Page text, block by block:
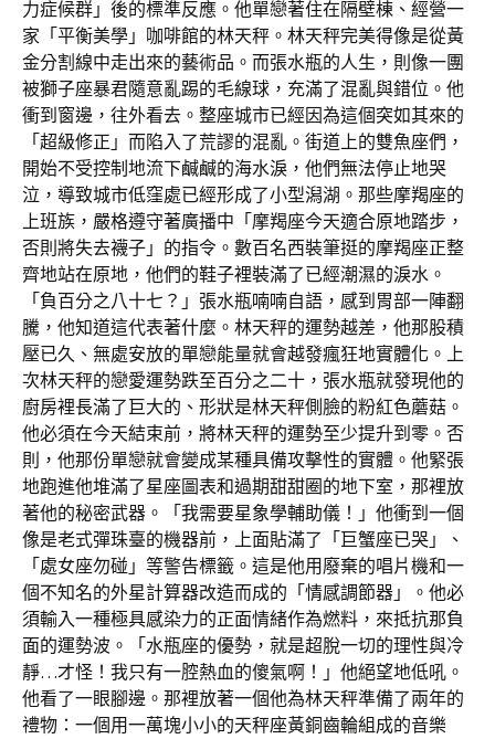
力症候群」後的標準反應。他單戀著住在隔壁棟、經營一
家「平衡美學」咖啡館的林天秤。林天秤完美得像是從黃
金分割線中走出來的藝術品。而張水瓶的人生，則像一團
被獅子座暴君隨意亂踢的毛線球，充滿了混亂與錯位。他
衝到窗邊，往外看去。整座城市已經因為這個突如其來的
「超級修正」而陷入了荒謬的混亂。街道上的雙魚座們，
開始不受控制地流下鹹鹹的海水淚，他們無法停止地哭
泣，導致城市低窪處已經形成了小型潟湖。那些摩羯座的
上班族，嚴格遵守著廣播中「摩羯座今天適合原地踏步，
否則將失去襪子」的指令。數百名西裝筆挺的摩羯座正整
齊地站在原地，他們的鞋子裡裝滿了已經潮濕的淚水。
「負百分之八十七？」張水瓶喃喃自語，感到胃部一陣翻
騰，他知道這代表著什麼。林天秤的運勢越差，他那股積
壓已久、無處安放的單戀能量就會越發瘋狂地實體化。上
次林天秤的戀愛運勢跌至百分之二十，張水瓶就發現他的
廚房裡長滿了巨大的、形狀是林天秤側臉的粉紅色蘑菇。
他必須在今天結束前，將林天秤的運勢至少提升到零。否
則，他那份單戀就會變成某種具備攻擊性的實體。他緊張
地跑進他堆滿了星座圖表和過期甜甜圈的地下室，那裡放
著他的秘密武器。「我需要星象學輔助儀！」他衝到一個
像是老式彈珠臺的機器前，上面貼滿了「巨蟹座已哭」、
「處女座勿碰」等警告標籤。這是他用廢棄的唱片機和一
個不知名的外星計算器改造而成的「情感調節器」。他必
須輸入一種極具感染力的正面情緒作為燃料，來抵抗那負
面的運勢波。「水瓶座的優勢，就是超脫一切的理性與冷
靜…才怪！我只有一腔熱血的傻氣啊！」他絕望地低吼。
他看了一眼腳邊。那裡放著一個他為林天秤準備了兩年的
禮物：一個用一萬塊小小的天秤座黃銅齒輪組成的音樂